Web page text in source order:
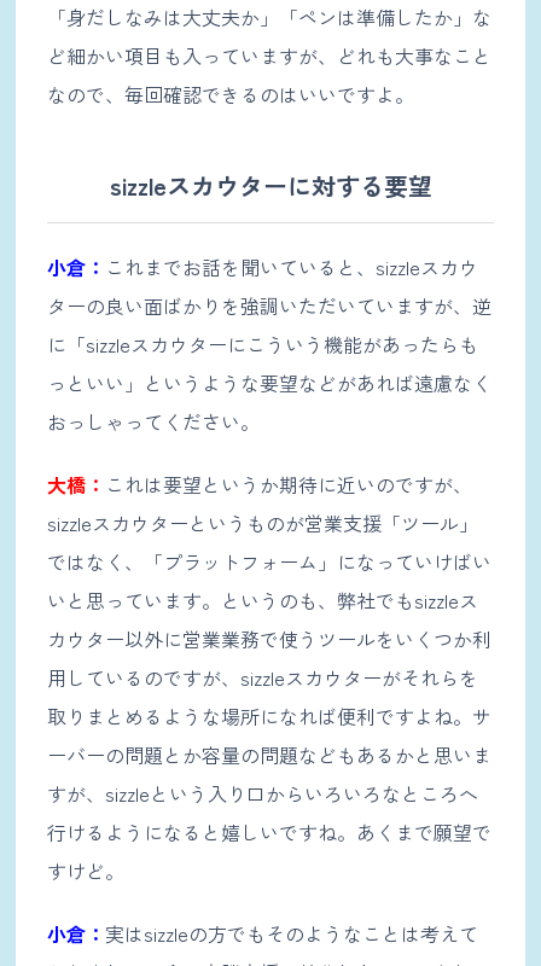
「身だしなみは大丈夫か」「ペンは準備したか」な
ど細かい項目も入っていますが、どれも大事なこと
なので、毎回確認できるのはいいですよ。
sizzleスカウターに対する要望
小倉： これまでお話を聞いていると、sizzleスカウ
ターの良い面ばかりを強調いただいていますが、逆
に「sizzleスカウターにこういう機能があったらも
っといい」というような要望などがあれば遠慮なく
おっしゃってください。
大橋： これは要望というか期待に近いのですが、
sizzleスカウターというものが営業支援「ツール」
ではなく、「プラットフォーム」になっていけばい
いと思っています。というのも、弊社でもsizzleス
カウター以外に営業業務で使うツールをいくつか利
用しているのですが、sizzleスカウターがそれらを
取りまとめるような場所になれば便利ですよね。サ
ーバーの問題とか容量の問題などもあるかと思いま
すが、sizzleという入り口からいろいろなところへ
行けるようになると嬉しいですね。あくまで願望で
すけど。
小倉： 実はsizzleの方でもそのようなことは考えて